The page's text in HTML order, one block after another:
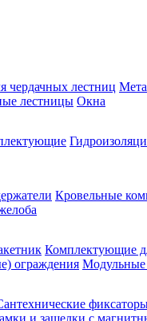
чердачных лестниц
лестницы Окна
Кровельные
Комплектующие
ограждения Модульные
и защелки с